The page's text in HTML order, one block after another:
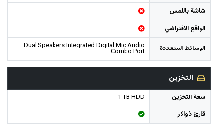
شاشة باللمس
الواقع الافتراضي
الوسائط المتعددة Dual Speakers Integrated Digital Mic Audio
Combo Port
التخزين
سعة التخزين
1 TB HDD
قارئ ذواكر